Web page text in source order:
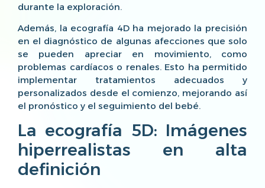
durante la exploración.
Además, la ecografía 4D ha mejorado la precisión
en el diagnóstico de algunas afecciones que solo
se pueden apreciar en movimiento, como
problemas cardíacos o renales. Esto ha permitido
implementar tratamientos adecuados y
personalizados desde el comienzo, mejorando así
el pronóstico y el seguimiento del bebé.
La ecografía 5D: Imágenes
hiperrealistas en alta
definición